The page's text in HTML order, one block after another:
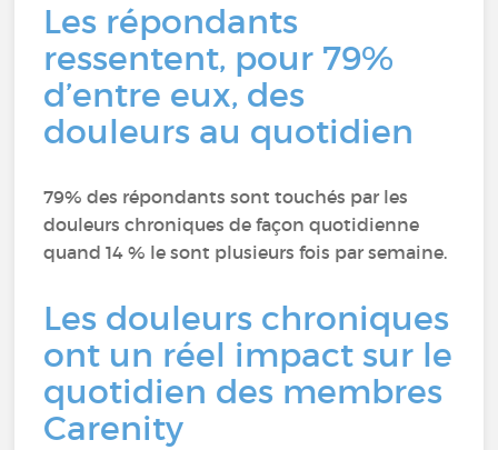
Les répondants
ressentent, pour 79%
d’entre eux, des
douleurs au quotidien
79% des répondants sont touchés par les
douleurs chroniques de façon quotidienne
quand 14 % le sont plusieurs fois par semaine.
Les douleurs chroniques
ont un réel impact sur le
quotidien des membres
Carenity